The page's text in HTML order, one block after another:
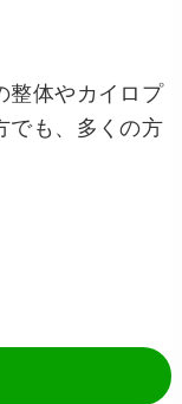
整体やカイロプ
でも、多くの方